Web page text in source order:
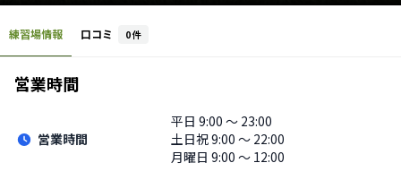
練習場情報 口コミ 0件
営業時間
営業時間
平日 9:00 〜 23:00
土日祝9:00 〜 22:00
月曜日 9:00 〜 12:00